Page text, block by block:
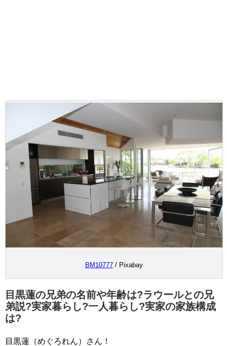
BM10777 / Pixabay
目黒蓮の兄弟の名前や年齢は?ラウールとの兄
弟説?実家暮らし?一人暮らし?実家の家族構成
は?
目黒蓮（めぐろれん）さん！